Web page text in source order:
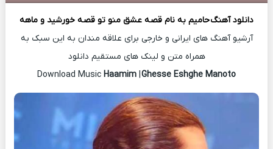
دانلود آهنگحامیم به نام قصه عشق منو تو قصه خورشید و ماهه
آرشیو آهنگ های ایرانی و خارجی برای علاقه مندان به این سبک به
همراه متن و لینک های مستقیم دانلود
Download Music
Haamim|Ghesse Eshghe Manoto